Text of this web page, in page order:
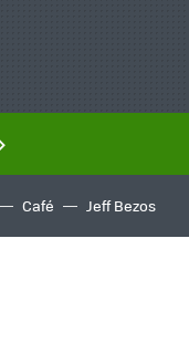
Café Jeff Bezos